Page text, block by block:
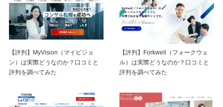
【評判】MyVision（マイビジョ
ン）は実際どうなのか？口コミと
評判を調べてみた
【評判】Forkwell（フォークウェ
ル）は実際どうなのか？口コミと
評判を調べてみた